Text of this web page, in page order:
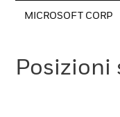
MICROSOFT CORP